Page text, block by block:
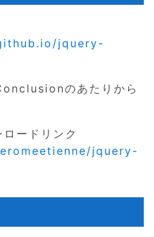
jquery-
のあたりから
ードリンク
jquery-